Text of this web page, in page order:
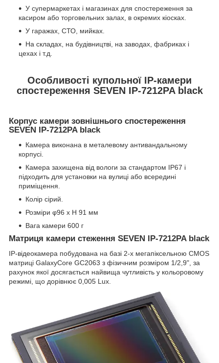
У супермаркетах і магазинах для спостереження за
касиром або торговельних залах, в окремих кіосках.
У гаражах, СТО, мийках.
На складах, на будівництві, на заводах, фабриках і
цехах і т.д.
Особливості купольної IP-камери
спостереження SEVEN IP-7212PA black
Корпус камери зовнішнього спостереження
SEVEN IP-7212PA black
Камера виконана в металевому антивандальному
корпусі.
Камера захищена від вологи за стандартом IP67 і
підходить для установки на вулиці або всередині
приміщення.
Колір сірий.
Розміри φ96 x H 91 мм
Вага камери 600 г
Матриця камери стеження SEVEN IP-7212PA black
IP-відеокамера побудована на базі 2-х мегапіксельною CMOS
матриці GalaxyCore GC2063 з фізичним розміром 1/2,9", за
рахунок якої досягається найвища чутливість у кольоровому
режимі, що дорівнює 0,005 Lux.